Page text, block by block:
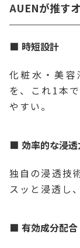
AUENが推す
時短設計
化粧水・美
を、これ1本
やすい。
効率的な浸透
独自の浸透技
スッと浸透し
有効成分配合